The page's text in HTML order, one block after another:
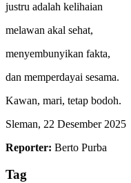
justru adalah kelihaian
melawan akal sehat,
menyembunyikan fakta,
dan memperdayai sesama.
Kawan, mari, tetap bodoh.
Sleman, 22 Desember 2025
Reporter: Berto Purba
Tag